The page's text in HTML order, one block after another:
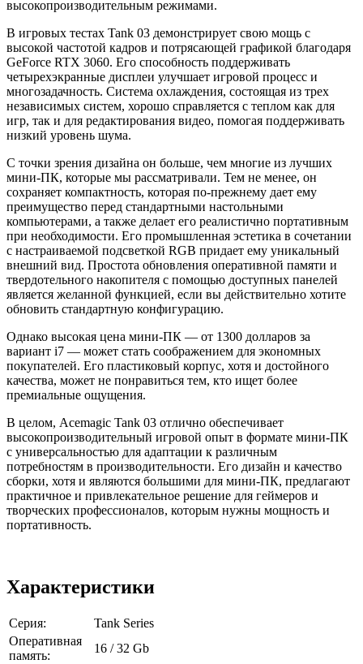
высокопроизводительным режимами.
В игровых тестах Tank 03 демонстрирует свою мощь с
высокой частотой кадров и потрясающей графикой благодаря
GeForce RTX 3060. Его способность поддерживать
четырехэкранные дисплеи улучшает игровой процесс и
многозадачность. Система охлаждения, состоящая из трех
независимых систем, хорошо справляется с теплом как для
игр, так и для редактирования видео, помогая поддерживать
низкий уровень шума.
С точки зрения дизайна он больше, чем многие из лучших
мини-ПК, которые мы рассматривали. Тем не менее, он
сохраняет компактность, которая по-прежнему дает ему
преимущество перед стандартными настольными
компьютерами, а также делает его реалистично портативным
при необходимости. Его промышленная эстетика в сочетании
с настраиваемой подсветкой RGB придает ему уникальный
внешний вид. Простота обновления оперативной памяти и
твердотельного накопителя с помощью доступных панелей
является желанной функцией, если вы действительно хотите
обновить стандартную конфигурацию.
Однако высокая цена мини-ПК — от 1300 долларов за
вариант i7 — может стать соображением для экономных
покупателей. Его пластиковый корпус, хотя и достойного
качества, может не понравиться тем, кто ищет более
премиальные ощущения.
В целом, Acemagic Tank 03 отлично обеспечивает
высокопроизводительный игровой опыт в формате мини-ПК
с универсальностью для адаптации к различным
потребностям в производительности. Его дизайн и качество
сборки, хотя и являются большими для мини-ПК, предлагают
практичное и привлекательное решение для геймеров и
творческих профессионалов, которым нужны мощность и
портативность.
Характеристики
Серия:
Tank Series
Оперативная
память:
16 / 32 Gb